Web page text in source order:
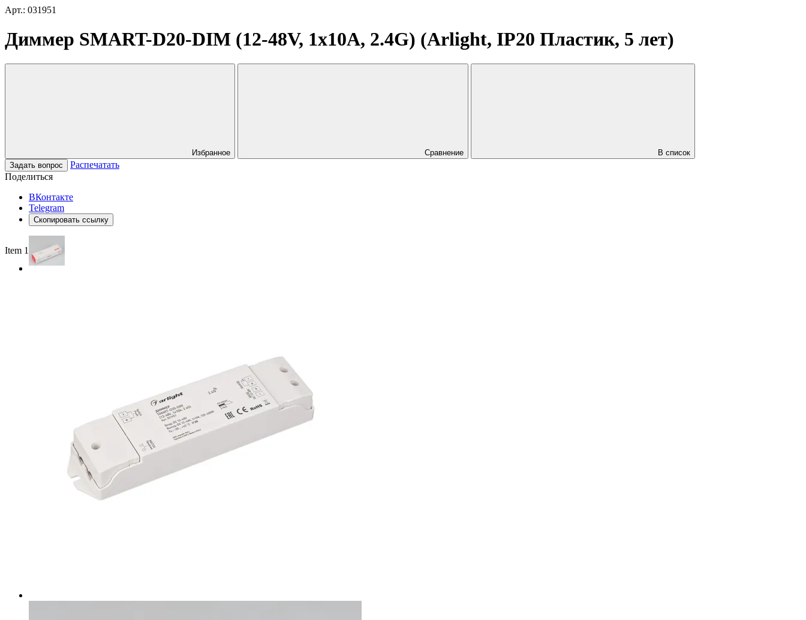
Арт.: 031951
Диммер SMART-D20-DIM (12-48V, 1x10A, 2.4G) (Arlight, IP20 Пластик, 5 лет)
Избранное Сравнение
В список
Задать вопрос
Распечатать
Поделиться
ВКонтакте
Telegram
Скопировать ссылку
Item 1 of 2